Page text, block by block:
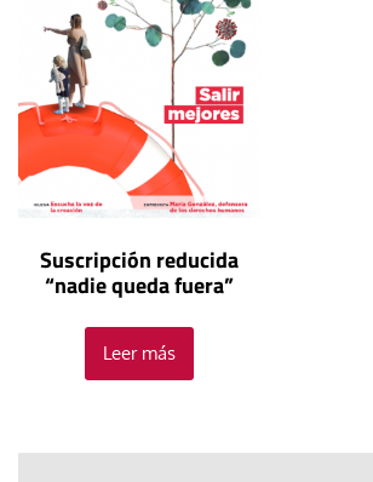
Suscripción reducida
“nadie queda fuera”
Leer más